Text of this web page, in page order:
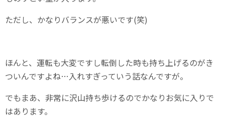
ただし、かなりバランスが悪いです(笑)
ほんと、運転も大変ですし転倒した時も持ち上げるのがき
ついんですよね…入れすぎっていう話なんですが。
でもまあ、非常に沢山持ち歩けるのでかなりお気に入りで
はあります。